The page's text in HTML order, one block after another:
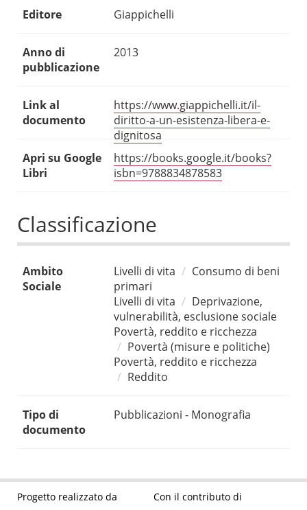
Editore Giappichelli
Anno di
pubblicazione
2013
Link al
documento
https://www.giappichelli.it/il-
diritto-a-un-esistenza-libera-e-
dignitosa
Apri su Google
Libri
https://books.google.it/books?
isbn=9788834878583
Classificazione
Ambito
Sociale
Livelli di vita
Consumo di beni
primari
Livelli di vita
Deprivazione,
vulnerabilità, esclusione sociale
Povertà, reddito e ricchezza
Povertà (misure e politiche)
Povertà, reddito e ricchezza
Reddito
Tipo di
documento
Pubblicazioni - Monografia
Progetto realizzato da Con il contributo di